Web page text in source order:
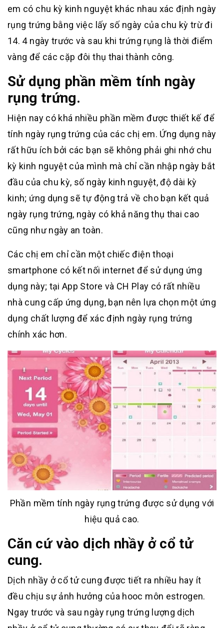
em có chu kỳ kinh nguyệt khác nhau xác định ngày
rụng trứng bằng việc lấy số ngày của chu kỳ trừ đi
14. 4 ngày trước và sau khi trứng rụng là thời điểm
vàng để các cặp đôi thụ thai thành công.
Sử dụng phần mềm tính ngày
rụng trứng.
Hiện nay có khá nhiều phần mềm được thiết kế để
tính ngày rụng trứng của các chị em. Ứng dụng này
rất hữu ích bởi các bạn sẽ không phải ghi nhớ chu
kỳ kinh nguyệt của mình mà chỉ cần nhập ngày bắt
đầu của chu kỳ, số ngày kinh nguyệt, độ dài kỳ
kinh; ứng dụng sẽ tự động trả về cho bạn kết quả
ngày rụng trứng, ngày có khả năng thụ thai cao
cũng như ngày an toàn.
Các chị em chỉ cần một chiếc điện thoại
smartphone có kết nối internet để sử dụng ứng
dụng này; tại App Store và CH Play có rất nhiều
nhà cung cấp ứng dụng, bạn nên lựa chọn một ứng
dụng chất lượng để xác định ngày rụng trứng
chính xác hơn.
Phần mềm tính ngày rụng trứng được sử dụng với
hiệu quả cao.
Căn cứ vào dịch nhầy ở cổ tử
cung.
Dịch nhầy ở cổ tử cung được tiết ra nhiều hay ít
đều chịu sự ảnh hưởng của hooc môn estrogen.
Ngay trước và sau ngày rụng trứng lượng dịch